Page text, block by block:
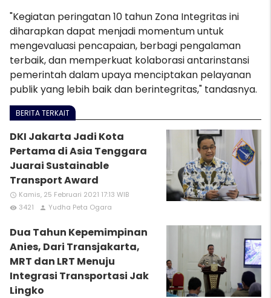
"Kegiatan peringatan 10 tahun Zona Integritas ini
diharapkan dapat menjadi momentum untuk
mengevaluasi pencapaian, berbagi pengalaman
terbaik, dan memperkuat kolaborasi antarinstansi
pemerintah dalam upaya menciptakan pelayanan
publik yang lebih baik dan berintegritas," tandasnya.
BERITA TERKAIT
DKI Jakarta Jadi Kota
Pertama di Asia Tenggara
Juarai Sustainable
Transport Award
access_time Kamis, 25 Februari 2021 17:13 WIB
remove_red_eye 3421 person Yudha Peta Ogara
Dua Tahun Kepemimpinan
Anies, Dari Transjakarta,
MRT dan LRT Menuju
Integrasi Transportasi Jak
Lingko